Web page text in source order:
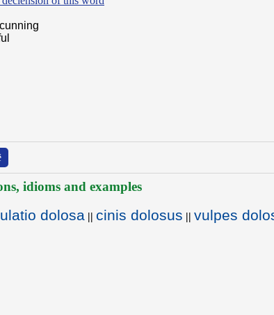
idioms and examples
dolosa || cinis dolosus || vulpes